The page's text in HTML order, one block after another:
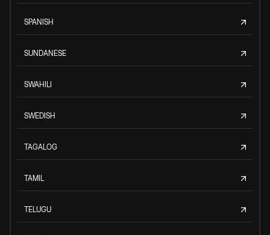
SPANISH
SUNDANESE
SWAHILI
SWEDISH
TAGALOG
TAMIL
TELUGU